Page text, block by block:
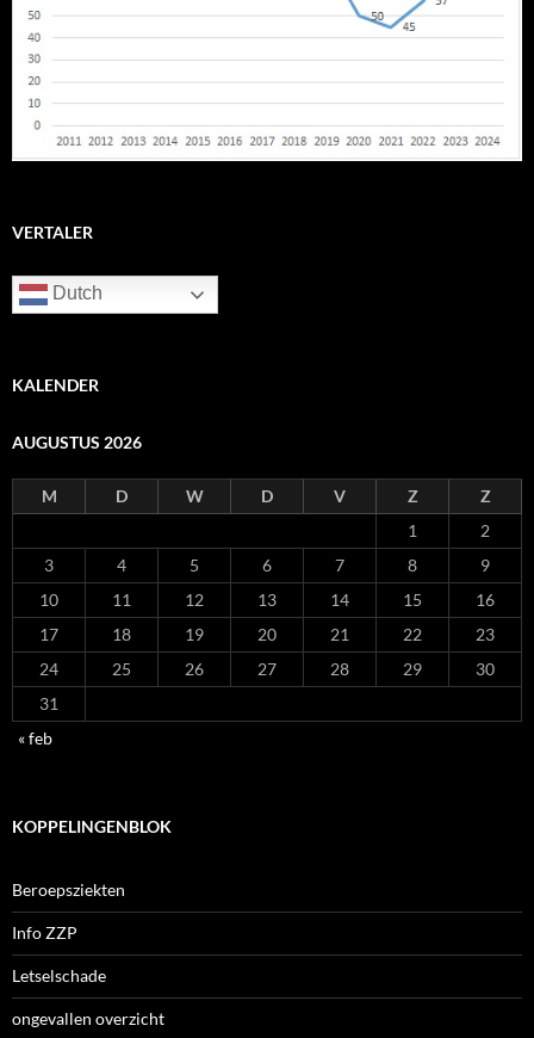
VERTALER
Dutch
KALENDER
AUGUSTUS 2026
M D W D V Z
Z
1
2
3
4 5 6 7 8
9
10
11 12 13 14 15
16
17
18 19 20 21 22
23
24
25 26 27 28 29
30
31
« feb
KOPPELINGENBLOK
Beroepsziekten
Info ZZP
Letselschade
ongevallen overzicht